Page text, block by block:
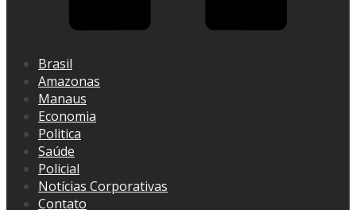
Brasil
Amazonas
Manaus
Economia
Politica
Saúde
Policial
Notícias Corporativas
Contato